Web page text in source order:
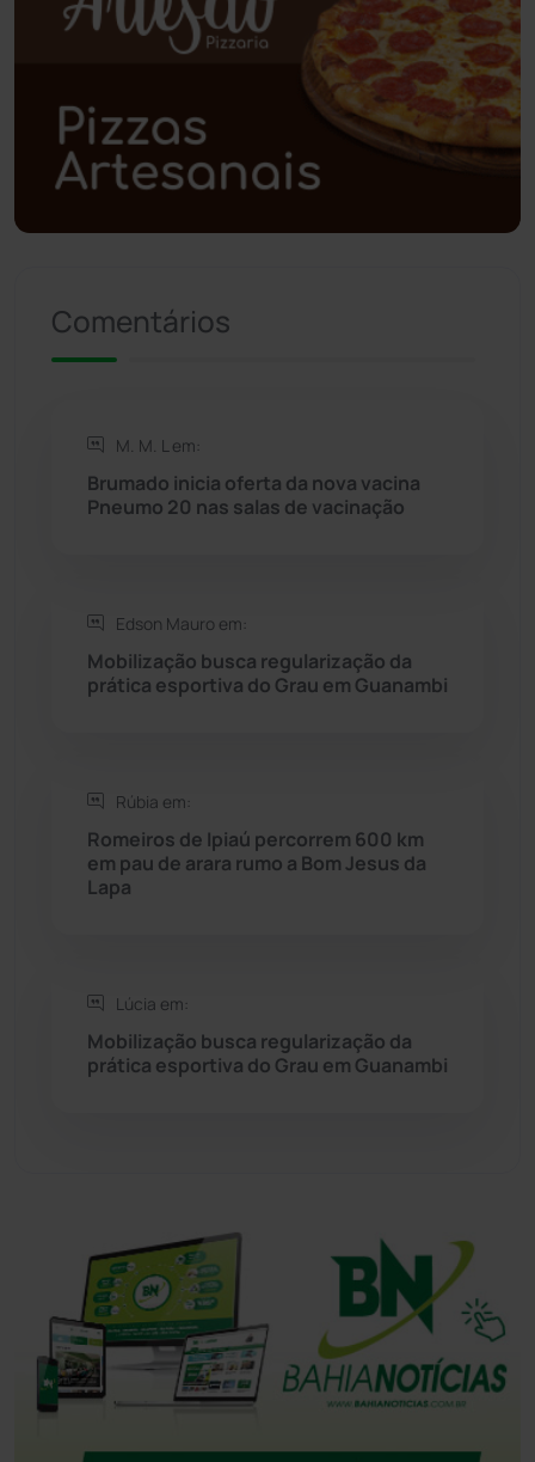
Poções (182)
Polícia Civil (57)
Polícia Militar (27)
Política (03)
Riacho de Santana
Rio de Contas
Rio do Antônio
Saúde
Seabra (50)
Sítio do Mato
Sudoeste Baiano
Comentários
M. M. L em:
Brumado inicia oferta da nova vacina
Pneumo 20 nas salas de vacinação
Edson Mauro em:
Mobilização busca regularização da
prática esportiva do Grau em Guanambi
Rúbia em:
Romeiros de Ipiaú percorrem 600 km
em pau de arara rumo a Bom Jesus da
Lapa
Lúcia em:
Mobilização busca regularização da
prática esportiva do Grau em Guanambi